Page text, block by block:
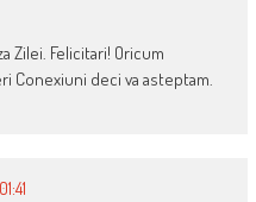
Zilei. Felicitari! Oricum
Conexiuni deci va asteptam.